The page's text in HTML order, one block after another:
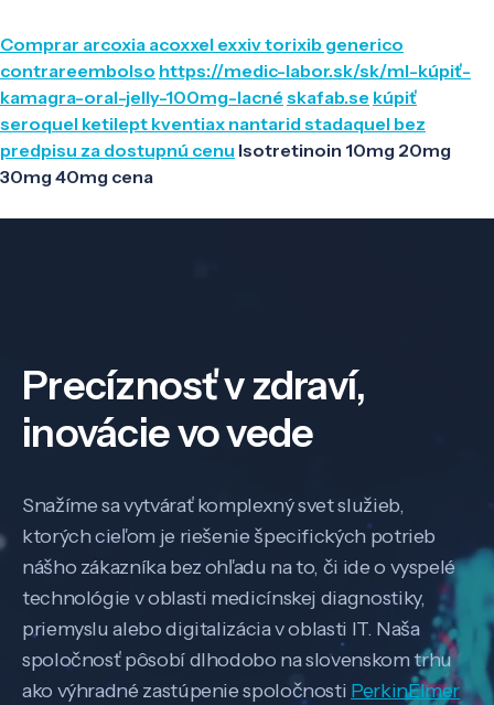
Comprar arcoxia acoxxel exxiv torixib generico
contrareembolso https://medic-labor.sk/sk/ml-kúpiť-
kamagra-oral-jelly-100mg-lacné skafab.se kúpiť
seroquel ketilept kventiax nantarid stadaquel bez
predpisu za dostupnú cenu Isotretinoin 10mg 20mg
30mg 40mg cena
Precíznosť v zdraví,
inovácie vo vede
Snažíme sa vytvárať komplexný svet služieb,
ktorých cieľom je riešenie špecifických potrieb
nášho zákazníka bez ohľadu na to, či ide o vyspelé
technológie v oblasti medicínskej diagnostiky,
priemyslu alebo digitalizácia v oblasti IT. Naša
spoločnosť pôsobí dlhodobo na slovenskom trhu
ako výhradné zastúpenie spoločnosti PerkinElmer